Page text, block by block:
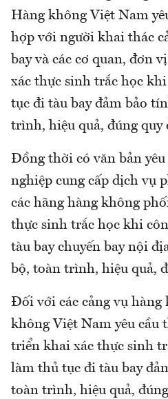
Hàng không Việt Nam
hợp với người khai thác
bay và các cơ quan, đơn
xác thực sinh trắc học
tục đi tàu bay đảm bảo
trình, hiệu quả, đúng quy
Đồng thời có văn bản yêu
nghiệp cung cấp dịch vụ
các hãng hàng không
thực sinh trắc học khi
tàu bay chuyến bay nội
bộ, toàn trình, hiệu quả,
Đối với các cảng vụ hàng
không Việt Nam yêu cầu
triển khai xác thực sinh
làm thủ tục đi tàu bay
toàn trình, hiệu quả,